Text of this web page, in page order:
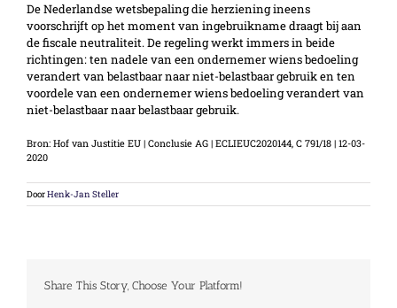
De Nederlandse wetsbepaling die herziening ineens
voorschrijft op het moment van ingebruikname draagt bij aan
de fiscale neutraliteit. De regeling werkt immers in beide
richtingen: ten nadele van een ondernemer wiens bedoeling
verandert van belastbaar naar niet-belastbaar gebruik en ten
voordele van een ondernemer wiens bedoeling verandert van
niet-belastbaar naar belastbaar gebruik.
Bron: Hof van Justitie EU | Conclusie AG | ECLIEUC2020144, C 791/18 | 12-03-
2020
DoorHenk-Jan Steller
Share This Story, Choose Your Platform!